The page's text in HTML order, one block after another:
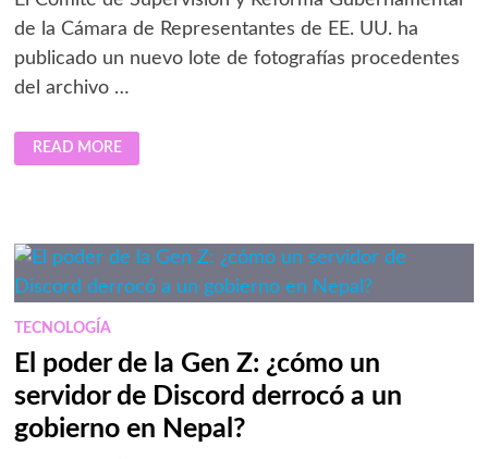
de la Cámara de Representantes de EE. UU. ha
publicado un nuevo lote de fotografías procedentes
del archivo …
NUEVAS
FOTOS
DEL
REVELAN
ENCUENTROS
CON
FIGURAS
DE
LA
TECNOLOGÍA
READ MORE
TECNOLOGÍA
El poder de la Gen Z: ¿cómo un
servidor de Discord derrocó a un
gobierno en Nepal?